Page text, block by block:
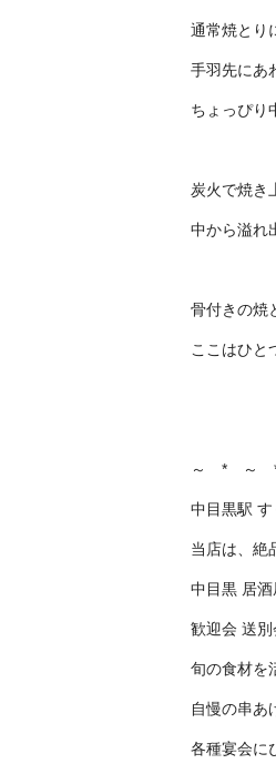
通常焼とり
手羽先にあ
ちょっぴり
炭火で焼き
中から溢れ
骨付きの焼
ここはひと
～ * ～
中目黒駅
当店は、絶
中目黒 居
歓迎会 送別
旬の食材を
自慢の串あ
各種宴会に